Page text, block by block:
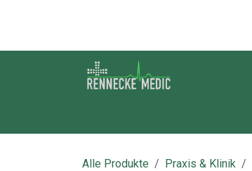
Alle Produkte Praxis & Klinik